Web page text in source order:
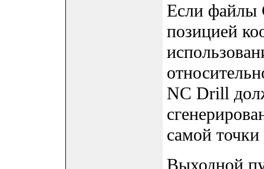
Если файлы
позицией
NC Drill
самой точки
Выходной